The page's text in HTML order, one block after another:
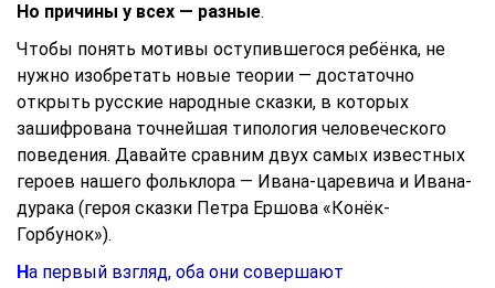
Но причины у всех — разные.
Чтобы понять мотивы оступившегося ребёнка, не
нужно изобретать новые теории — достаточно
открыть русские народные сказки, в которых
зашифрована точнейшая типология человеческого
поведения. Давайте сравним двух самых известных
героев нашего фольклора — Ивана-царевича и Ивана-
дурака (героя сказки Петра Ершова «Конёк-
Горбунок»).
На первый взгляд, оба они совершают